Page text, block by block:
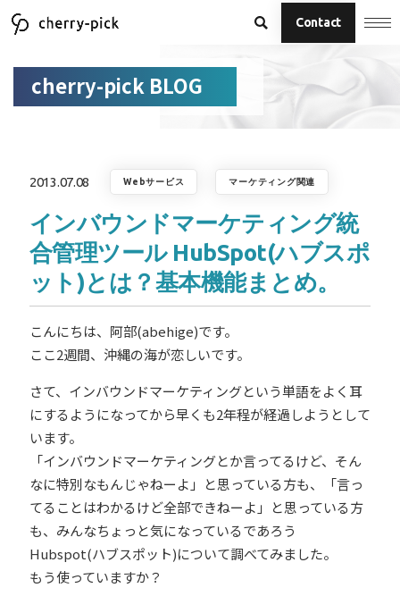
Contact
cherry-pick BLOG
2013.07.08 Webサービス マーケティング関連
インバウンドマーケティング統
合管理ツール HubSpot(ハブスポ
ット)とは？基本機能まとめ。
こんにちは、阿部(abehige)です。
ここ2週間、沖縄の海が恋しいです。
さて、インバウンドマーケティングという単語をよく耳
にするようになってから早くも2年程が経過しようとして
います。
「インバウンドマーケティングとか言ってるけど、そん
なに特別なもんじゃねーよ」と思っている方も、「言っ
てることはわかるけど全部できねーよ」と思っている方
も、みんなちょっと気になっているであろう
Hubspot(ハブスポット)について調べてみました。
もう使っていますか？